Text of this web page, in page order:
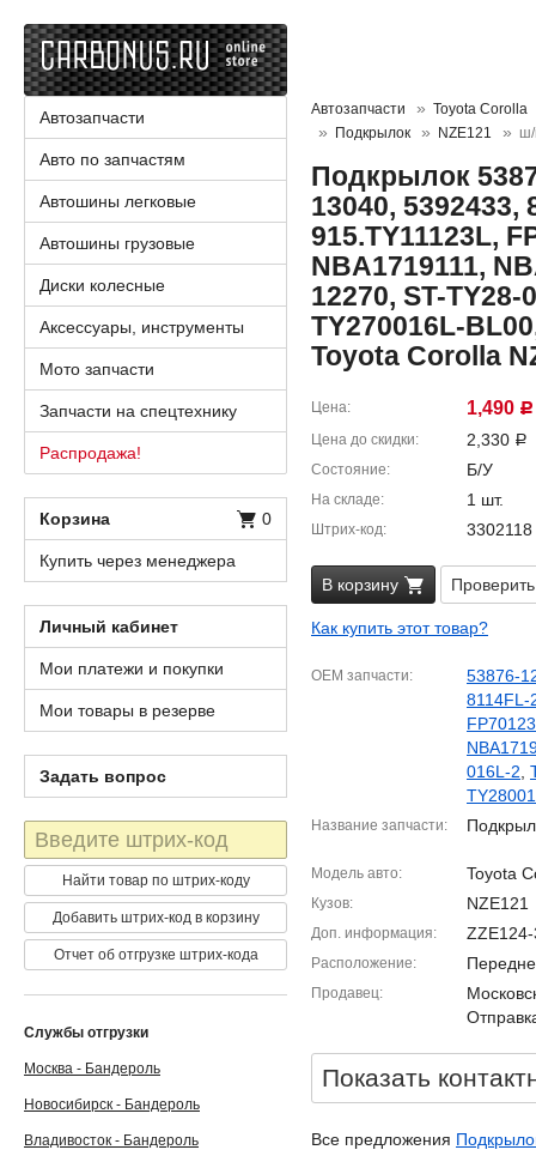
Автозапчасти
Toyota Corolla
Подкрылок
NZE121 ш/
Подкрылок
13040, 5392433,
915.TY11123L,
NBA1719111,
12270, ST-TY28-
TY270016L-
Toyota Corolla
Цена 1,490 Р
Цена до скидки 2,330 Р
Состояние Б/У
На складе 1 шт.
Штрих-код 3302118
В корзину
Как купить этот товар?
OEM запчасти
53876-
8114FL-
016L-2
Название запчасти
Модель авто Toyota
Кузов NZE121
Доп. информация
Расположение
Продавец
Показать
Все предложения
Автозапчасти
Авто по запчастям
Автошины легковые
Автошины грузовые
Диски колесные
Аксессуары, инструменты
Мото запчасти
Запчасти на спецтехнику
Распродажа!
Корзина 0
Купить через менеджера
Личный кабинет
Мои платежи и покупки
Мои товары в резерве
Задать вопрос
Штрих-
код
Найти товар по штрих-коду
Добавить штрих-код в корзину
Отчет об отгрузке штрих-кода
Службы отгрузки
Москва - Бандероль
Новосибирск - Бандероль
Владивосток - Бандероль